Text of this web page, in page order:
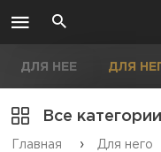
ДЛЯ НЕЕ ДЛЯ
Все категории
Главная › Для него